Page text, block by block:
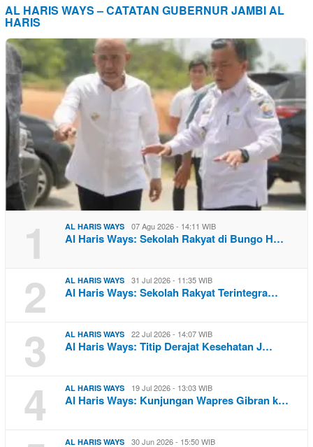
AL HARIS WAYS – CATATAN GUBERNUR JAMBI AL
HARIS
1 AL HARIS WAYS 07 Agu 2026 - 14:11 WIB
Al Haris Ways: Sekolah Rakyat di Bungo H…
2 AL HARIS WAYS 31 Jul 2026 - 11:35 WIB
Al Haris Ways: Sekolah Rakyat Terintegra…
3 AL HARIS WAYS 22 Jul 2026 - 14:07 WIB
Al Haris Ways: Titip Derajat Kesehatan J…
4 AL HARIS WAYS 19 Jul 2026 - 13:03 WIB
Al Haris Ways: Kunjungan Wapres Gibran k…
AL HARIS WAYS 30 Jun 2026 - 15:50 WIB